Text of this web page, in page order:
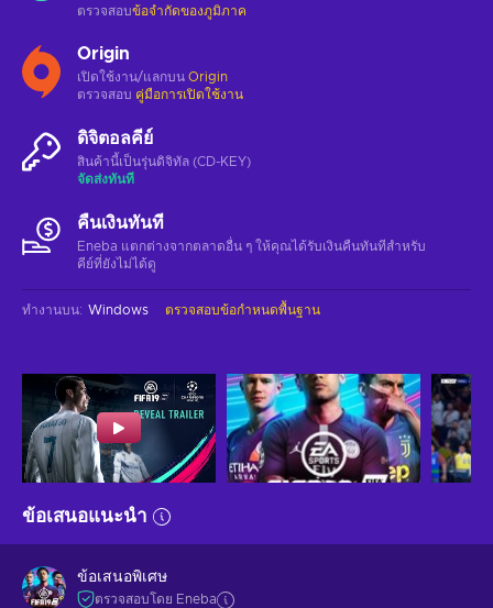
ตรวจสอบข้อจำกัดของภูมิภาค
Origin
เปิดใช้งาน/แลกบน Origin
ตรวจสอบ คู่มือการเปิดใช้งาน
ดิจิตอลคีย์
สินค้านี้เป็นรุ่นดิจิทัล (CD-KEY)
จัดส่งทันที
คืนเงินทันที
Eneba แตกต่างจากตลาดอื่น ๆ ให้คุณได้รับเงินคืนทันทีสําหรับ
คีย์ที่ยังไม่ได้ดู
ทำงานบน: Windows ตรวจสอบข้อกำหนดพื้นฐาน
ข้อเสนอแนะนำ
ข้อเสนอพิเศษ
ตรวจสอบโดย Eneba